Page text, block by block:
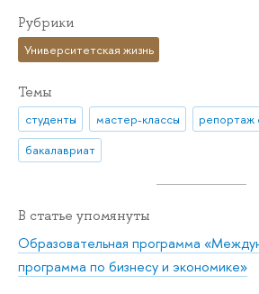
Рубрики
Университетская жизнь
Темы
студенты мастер-классы
репортаж
бакалавриат
В статье упомянуты
Образовательная программа
программа по бизнесу и экономике»